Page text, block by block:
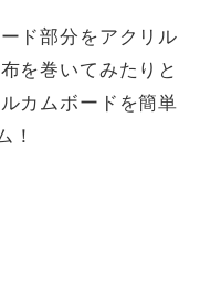
ド部分をアクリル
を巻いてみたりと
カムボードを簡単
！